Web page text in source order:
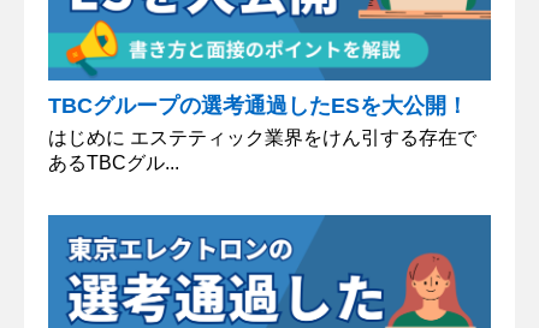
TBCグループの選考通過したESを大公開！
はじめに エステティック業界をけん引する存在で
あるTBCグル...